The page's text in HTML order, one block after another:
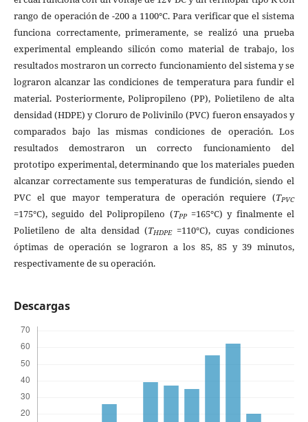
rango de operación de -200 a 1100°C. Para verificar que el sistema
funciona correctamente, primeramente, se realizó una prueba
experimental empleando silicón como material de trabajo, los
resultados mostraron un correcto funcionamiento del sistema y se
lograron alcanzar las condiciones de temperatura para fundir el
material. Posteriormente, Polipropileno (PP), Polietileno de alta
densidad (HDPE) y Cloruro de Polivinilo (PVC) fueron ensayados y
comparados bajo las mismas condiciones de operación. Los
resultados demostraron un correcto funcionamiento del
prototipo experimental, determinando que los materiales pueden
alcanzar correctamente sus temperaturas de fundición, siendo el
PVC el que mayor temperatura de operación requiere (TPVC
=175°C), seguido del Polipropileno (TPP=165°C) y finalmente el
Polietileno de alta densidad (THDPE=110°C), cuyas condiciones
óptimas de operación se lograron a los 85, 85 y 39 minutos,
respectivamente de su operación.
Descargas